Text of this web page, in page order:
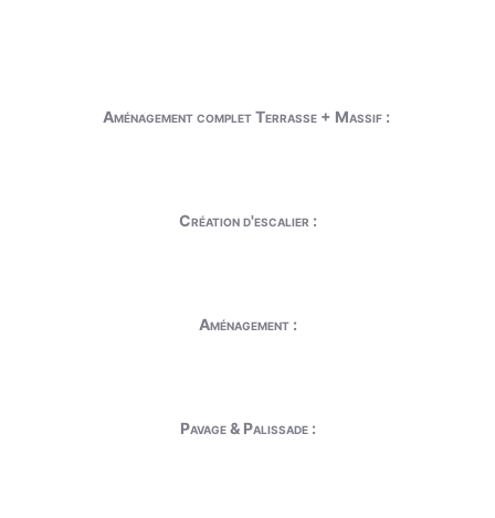
Aménagement complet Terrasse + Massif :
Création d'escalier :
Aménagement :
Pavage & Palissade :